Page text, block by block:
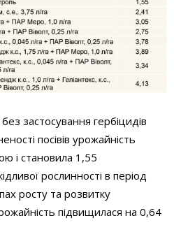
застосування гербіцидів
посівів урожайність
і становила 1,55
рослинності в період
росту та розвитку
підвищилася на 0,64